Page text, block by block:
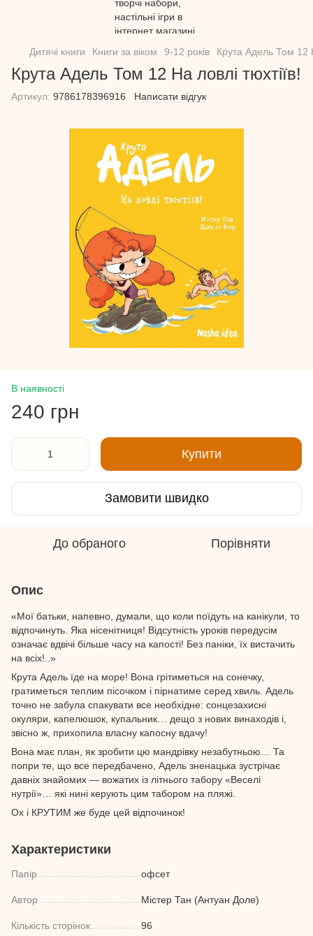
Дитячі книги Книги за віком 9-12 років Крута Адель Том 12
Крута Адель Том 12 На ловлі тюхтіїв!
Артикул: 9786178396916 Написати відгук
В наявності
240 грн
Купити
Замовити швидко
До обраного Порівняти
Опис
«Мої батьки, напевно, думали, що коли поїдуть на канікули, то
відпочинуть. Яка нісенітниця! Відсутність уроків передусім
означає вдвічі більше часу на капості! Без паніки, їх вистачить
на всіх!..»
Крута Адель їде на море! Вона грітиметься на сонечку,
гратиметься теплим пісочком і пірнатиме серед хвиль. Адель
точно не забула спакувати все необхідне: сонцезахисні
окуляри, капелюшок, купальник… дещо з нових винаходів і,
звісно ж, прихопила власну капосну вдачу!
Вона має план, як зробити цю мандрівку незабутньою… Та
попри те, що все передбачено, Адель зненацька зустрічає
давніх знайомих — вожатих із літнього табору «Веселі
нутрії»… які нині керують цим табором на пляжі.
Ох і КРУТИМ же буде цей відпочинок!
Характеристики
Папір офсет
Автор Містер Тан (Антуан Доле)
Кількість сторінок 96